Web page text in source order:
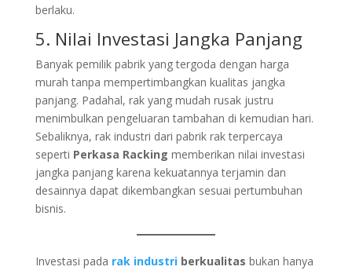
berlaku.
5. Nilai Investasi Jangka Panjang
Banyak pemilik pabrik yang tergoda dengan harga
murah tanpa mempertimbangkan kualitas jangka
panjang. Padahal, rak yang mudah rusak justru
menimbulkan pengeluaran tambahan di kemudian hari.
Sebaliknya, rak industri dari pabrik rak terpercaya
seperti Perkasa Racking memberikan nilai investasi
jangka panjang karena kekuatannya terjamin dan
desainnya dapat dikembangkan sesuai pertumbuhan
bisnis.
Investasi pada rak industriberkualitas bukan hanya